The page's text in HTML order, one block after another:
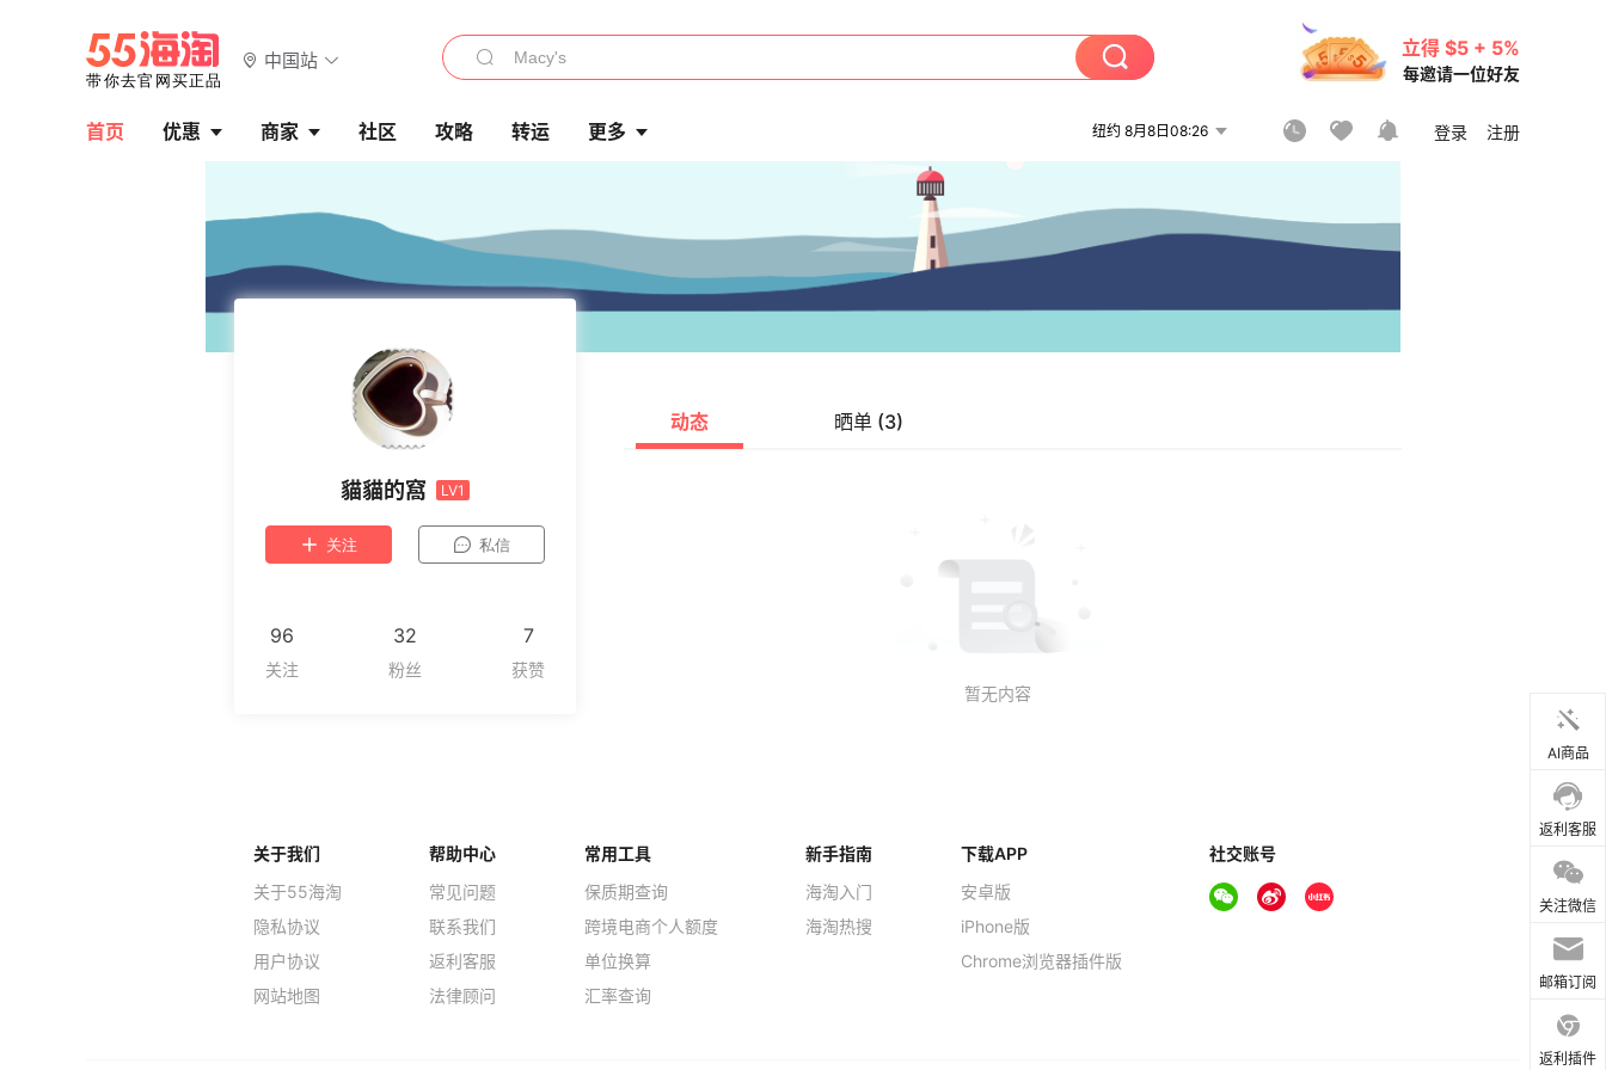
中国站
立得 $5 + 5%
每邀请一位好友
首页 优惠 商家 社区 攻略 转运 更多 纽约 8月8日08:26 登录 注册
貓貓的窩 LV1
关注 私信
96 32 7
动态 晒单 (3)
AI商品
返利客服
关注微信
邮箱订阅
返利插件
关于我们
关于55海淘
隐私协议
用户协议
网站地图
帮助中心
常见问题
联系我们
返利客服
法律顾问
常用工具
保质期查询
跨境电商个人额度
单位换算
汇率查询
新手指南
海淘入门
海淘热搜
下载APP
安卓版
iPhone版
Chrome浏览器插件版
社交账号